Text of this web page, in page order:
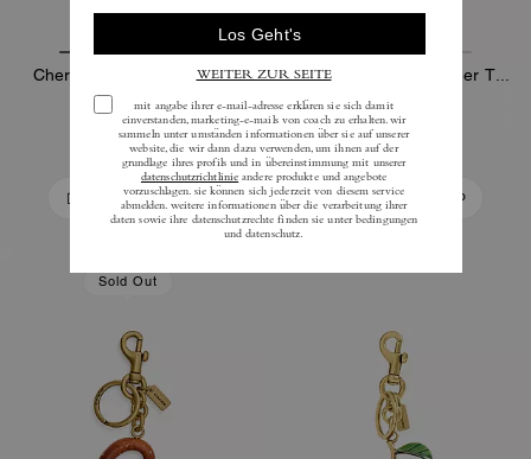
Cherry-Taschenanhänger
125 €
In Den Warenkorb
125 €
In Den Warenkorb
Sold Out